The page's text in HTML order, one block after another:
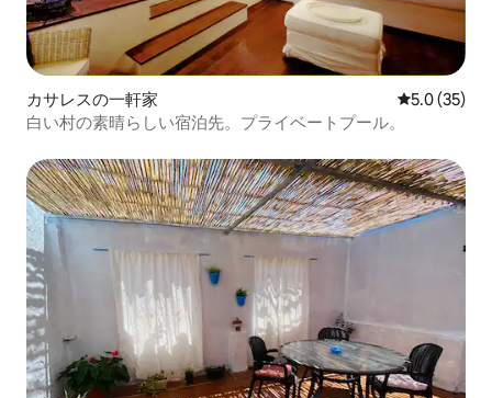
カサレスの一軒家 レビュー35
5.0 (35)
白い村の素晴らしい宿泊先。プライベートプール。